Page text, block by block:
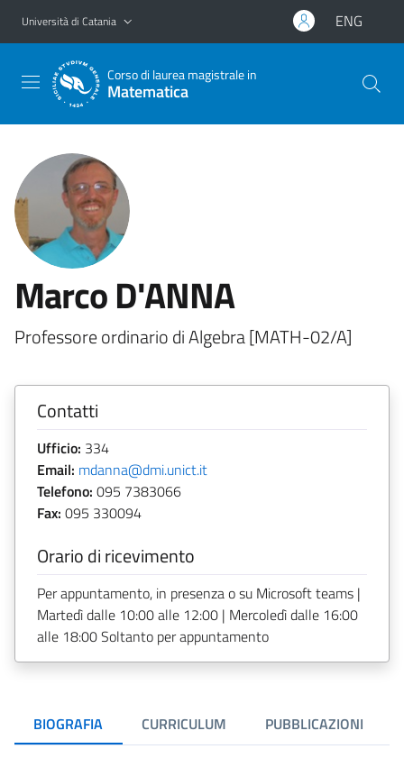
Vai al contenuto principale
Vai al menu di navigazione
Università di Catania ENG
Corso di laurea magistrale in
Matematica
Marco D'ANNA
Professore ordinario di Algebra [MATH-02/A]
Contatti
Ufficio: 334
Email: mdanna@dmi.unict.it
Telefono: 095 7383066
Fax: 095 330094
Orario di ricevimento
Per appuntamento, in presenza o su Microsoft teams |
Martedì dalle 10:00 alle 12:00 | Mercoledì dalle 16:00
alle 18:00 Soltanto per appuntamento
BIOGRAFIA CURRICULUM PUBBLICAZIONI